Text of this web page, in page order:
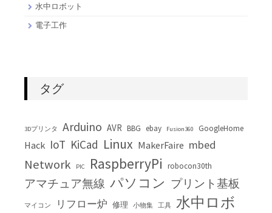
水中ロボット
電子工作
タグ
3Dプリンタ Arduino AVR BBG ebay Fusion360 GoogleHome
Hack IoT KiCad Linux MakerFaire mbed
Network PIC RaspberryPi robocon30th
アマチュア無線 パソコン プリント基板
マイコン リフロー炉 修理 小物集 工具 水中ロボ